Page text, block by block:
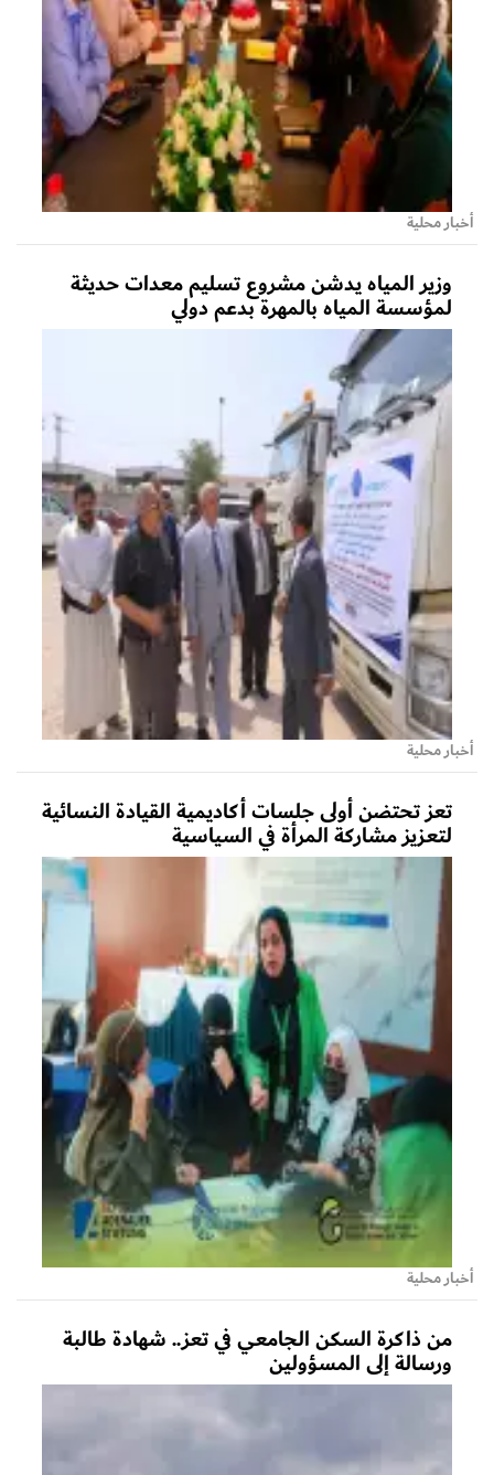
أخبار محلية
وزير المياه يدشن مشروع تسليم معدات حديثة
لمؤسسة المياه بالمهرة بدعم دولي
أخبار محلية
تعز تحتضن أولى جلسات أكاديمية القيادة النسائية
لتعزيز مشاركة المرأة في السياسية
أخبار محلية
من ذاكرة السكن الجامعي في تعز.. شهادة طالبة
ورسالة إلى المسؤولين